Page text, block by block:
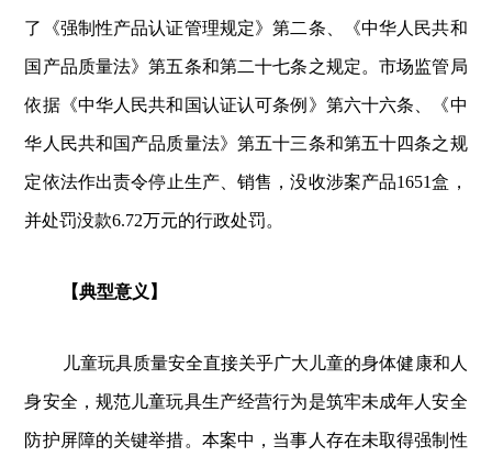
了《强制性产品认证管理规定》第二条、《中华人民共和
国产品质量法》第五条和第二十七条之规定。市场监管局
依据《中华人民共和国认证认可条例》第六十六条、《中
华人民共和国产品质量法》第五十三条和第五十四条之规
定依法作出责令停止生产、销售，没收涉案产品1651盒，
并处罚没款6.72万元的行政处罚。
【典型意义】
儿童玩具质量安全直接关乎广大儿童的身体健康和人
身安全，规范儿童玩具生产经营行为是筑牢未成年人安全
防护屏障的关键举措。本案中，当事人存在未取得强制性